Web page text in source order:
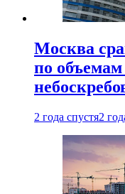
Москва
по
2 года спустя2